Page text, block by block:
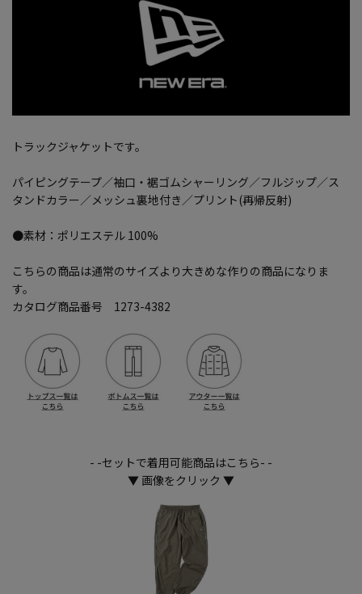
トラックジャケットです。
パイピングテープ／袖口・裾ゴムシャーリング／フルジップ／ス
タンドカラー／メッシュ裏地付き／プリント(再帰反射)
●素材：ポリエステル 100%
こちらの商品は通常のサイズより大きめな作りの商品になりま
す。
カタログ商品番号 1273-4382
- -セットで着用可能商品はこちら- -
▼ 画像をクリック ▼